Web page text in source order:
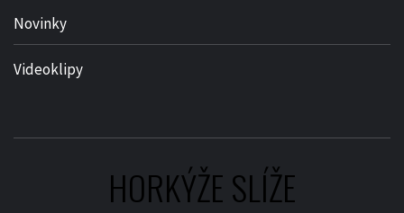
Novinky
Videoklipy
HORKÝŽE SLÍŽE